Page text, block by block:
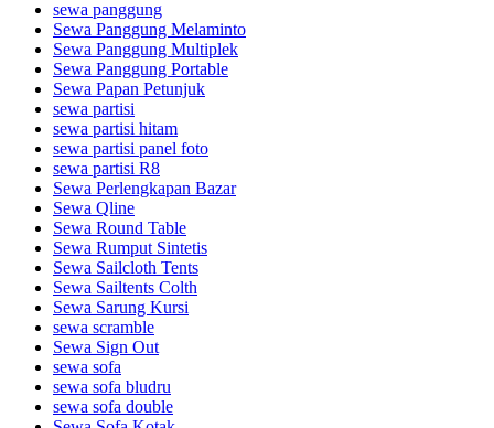
sewa panggung
Sewa Panggung Melaminto
Sewa Panggung Multiplek
Sewa Panggung Portable
Sewa Papan Petunjuk
sewa partisi
sewa partisi hitam
sewa partisi panel foto
sewa partisi R8
Sewa Perlengkapan Bazar
Sewa Qline
Sewa Round Table
Sewa Rumput Sintetis
Sewa Sailcloth Tents
Sewa Sailtents Colth
Sewa Sarung Kursi
sewa scramble
Sewa Sign Out
sewa sofa
sewa sofa bludru
sewa sofa double